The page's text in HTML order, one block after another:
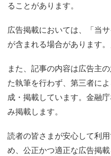
ることがあります。
広告掲載においては、「当
が含まれる場合があります。
また、記事の内容は広告主
た執筆を行わず、第三者に
成・掲載しています。金融
み掲載します。
読者の皆さまが安心して利
め、公正かつ適正な広告掲載